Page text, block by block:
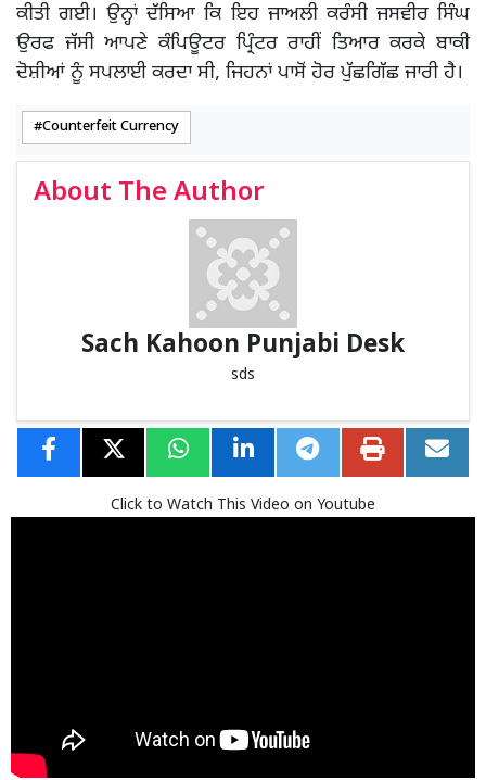
ਕੀਤੀ ਗਈ। ਉਨ੍ਹਾਂ ਦੱਸਿਆ ਕਿ ਇਹ ਜਾਅਲੀ ਕਰੰਸੀ ਜਸਵੀਰ ਸਿੰਘ
ਉਰਫ ਜੱਸੀ ਆਪਣੇ ਕੰਪਿਊਟਰ ਪ੍ਰਿੰਟਰ ਰਾਹੀਂ ਤਿਆਰ ਕਰਕੇ ਬਾਕੀ
ਦੋਸ਼ੀਆਂ ਨੂੰ ਸਪਲਾਈ ਕਰਦਾ ਸੀ, ਜਿਹਨਾਂ ਪਾਸੋਂ ਹੋਰ ਪੁੱਛਗਿੱਛ ਜਾਰੀ ਹੈ।
Counterfeit Currency
About The Author
Sach Kahoon Punjabi Desk
sds
Click to Watch This Video on Youtube